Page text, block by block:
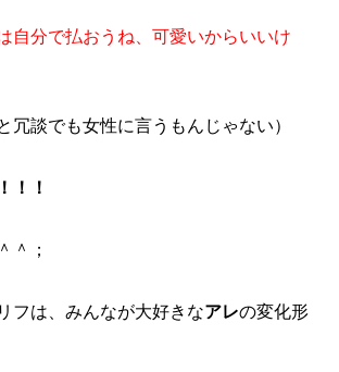
自分で払おうね、可愛いからいいけ
冗談でも女性に言うもんじゃない）
！！
＾；
フは、みんなが大好きなアレの変化形